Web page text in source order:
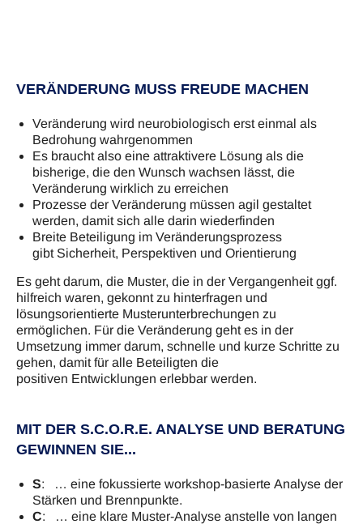
VERÄNDERUNG MUSS FREUDE MACHEN
Veränderung wird neurobiologisch erst einmal als
Bedrohung wahrgenommen
Es braucht also eine attraktivere Lösung als die
bisherige, die den Wunsch wachsen lässt, die
Veränderung wirklich zu erreichen
Prozesse der Veränderung müssen agil gestaltet
werden, damit sich alle darin wiederfinden
Breite Beteiligung im Veränderungsprozess
gibt Sicherheit, Perspektiven und Orientierung
Es geht darum, die Muster, die in der Vergangenheit ggf.
hilfreich waren, gekonnt zu hinterfragen und
lösungsorientierte Musterunterbrechungen zu
ermöglichen. Für die Veränderung geht es in der
Umsetzung immer darum, schnelle und kurze Schritte zu
gehen, damit für alle Beteiligten die
positiven Entwicklungen erlebbar werden.
MIT DER S.C.O.R.E. ANALYSE UND BERATUNG
GEWINNEN SIE...
S: … eine fokussierte workshop-basierte Analyse der
Stärken und Brennpunkte.
C: … eine klare Muster-Analyse anstelle von langen